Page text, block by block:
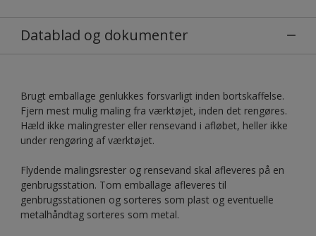
Datablad og dokumenter
Brugt emballage genlukkes forsvarligt inden bortskaffelse.
Fjern mest mulig maling fra værktøjet, inden det rengøres.
Hæld ikke malingrester eller rensevand i afløbet, heller ikke
under rengøring af værktøjet.
Flydende malingsrester og rensevand skal afleveres på en
genbrugsstation. Tom emballage afleveres til
genbrugsstationen og sorteres som plast og eventuelle
metalhåndtag sorteres som metal.